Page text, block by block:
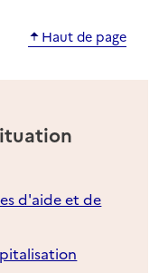
Haut de page
d'aide et de